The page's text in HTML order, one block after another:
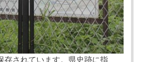
存されています。県史跡に指